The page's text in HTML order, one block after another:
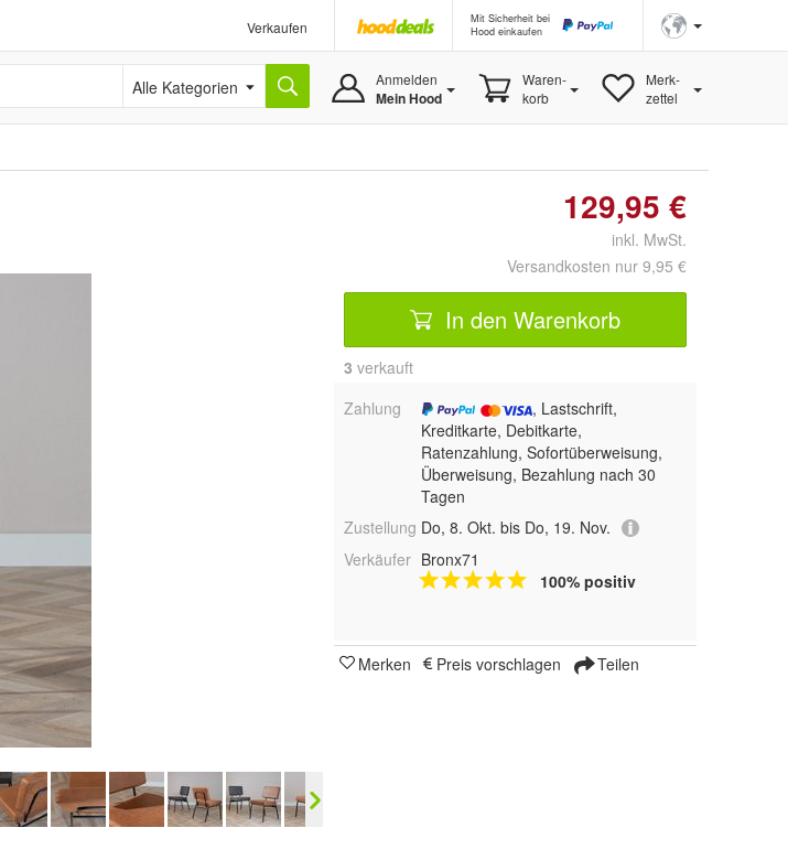
Verkaufen
Mit Sicherheit bei
Hood einkaufen
Alle Kategorien Anmelden
Mein Hood
Waren-
korb
Merk-
zettel
129,95 €
inkl. MwSt.
Versandkosten nur 9,95 €
In den Warenkorb
3 verkauft
Zahlung
, Lastschrift,
Kreditkarte, Debitkarte,
Ratenzahlung, Sofortüberweisung,
Überweisung, Bezahlung nach 30
Tagen
Zustellung Do, 8. Okt. bis Do, 19. Nov.
Verkäufer Bronx71
100% positiv
Merken Preis vorschlagen Teilen